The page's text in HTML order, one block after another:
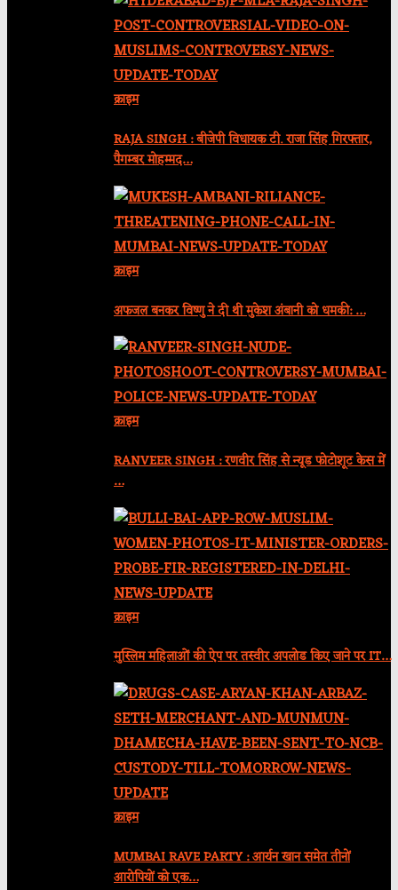
क्राइम
RAJA SINGH : बीजेपी विधायक टी. राजा सिंह गिरफ्तार,
पैगम्बर मोहम्मद…
क्राइम
अफजल बनकर विष्णु ने दी थी मुकेश अंबानी को धमकी: …
क्राइम
RANVEER SINGH : रणवीर सिंह से न्यूड फोटोशूट केस में
…
क्राइम
मुस्लिम महिलाओं की ऐप पर तस्वीर अपलोड किए जाने पर IT…
क्राइम
MUMBAI RAVE PARTY : आर्यन खान समेत तीनों
आरोपियों को एक…